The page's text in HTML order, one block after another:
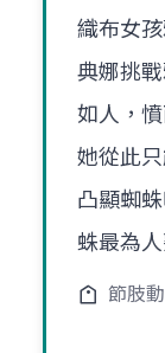
織布女
典娜挑
如人，
她從此
凸顯蜘
蛛最為
節肢